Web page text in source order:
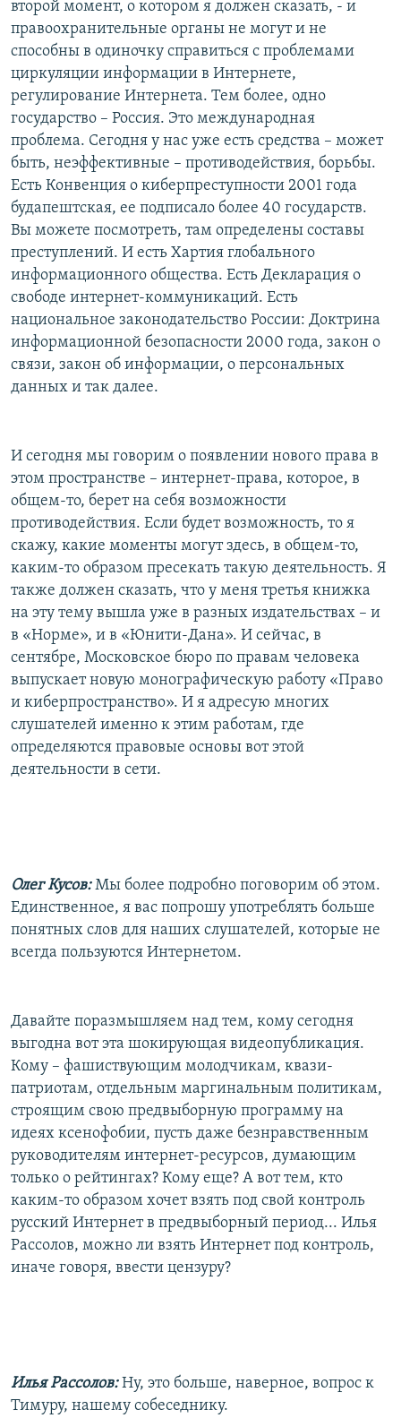
второй момент, о котором я должен сказать, - и
правоохранительные органы не могут и не
способны в одиночку справиться с проблемами
циркуляции информации в Интернете,
регулирование Интернета. Тем более, одно
государство – Россия. Это международная
проблема. Сегодня у нас уже есть средства – может
быть, неэффективные – противодействия, борьбы.
Есть Конвенция о киберпреступности 2001 года
будапештская, ее подписало более 40 государств.
Вы можете посмотреть, там определены составы
преступлений. И есть Хартия глобального
информационного общества. Есть Декларация о
свободе интернет-коммуникаций. Есть
национальное законодательство России: Доктрина
информационной безопасности 2000 года, закон о
связи, закон об информации, о персональных
данных и так далее.
И сегодня мы говорим о появлении нового права в
этом пространстве – интернет-права, которое, в
общем-то, берет на себя возможности
противодействия. Если будет возможность, то я
скажу, какие моменты могут здесь, в общем-то,
каким-то образом пресекать такую деятельность. Я
также должен сказать, что у меня третья книжка
на эту тему вышла уже в разных издательствах – и
в «Норме», и в «Юнити-Дана». И сейчас, в
сентябре, Московское бюро по правам человека
выпускает новую монографическую работу «Право
и киберпространство». И я адресую многих
слушателей именно к этим работам, где
определяются правовые основы вот этой
деятельности в сети.
Олег Кусов:Мы более подробно поговорим об этом.
Единственное, я вас попрошу употреблять больше
понятных слов для наших слушателей, которые не
всегда пользуются Интернетом.
Давайте поразмышляем над тем, кому сегодня
выгодна вот эта шокирующая видеопубликация.
Кому – фашиствующим молодчикам, квази-
патриотам, отдельным маргинальным политикам,
строящим свою предвыборную программу на
идеях ксенофобии, пусть даже безнравственным
руководителям интернет-ресурсов, думающим
только о рейтингах? Кому еще? А вот тем, кто
каким-то образом хочет взять под свой контроль
русский Интернет в предвыборный период... Илья
Рассолов, можно ли взять Интернет под контроль,
иначе говоря, ввести цензуру?
Илья Рассолов:Ну, это больше, наверное, вопрос к
Тимуру, нашему собеседнику.